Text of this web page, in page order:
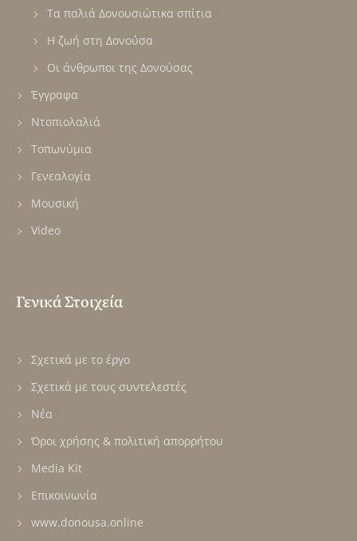
Τα παλιά Δονουσιώτικα σπίτια
Η ζωή στη Δονούσα
Οι άνθρωποι της Δονούσας
Έγγραφα
Ντοπιολαλιά
Τοπωνύμια
Γενεαλογία
Μουσική
Video
Γενικά Στοιχεία
Σχετικά με το έργο
Σχετικά με τους συντελεστές
Νέα
Όροι χρήσης & πολιτική απορρήτου
Media Kit
Επικοινωνία
www.donousa.online